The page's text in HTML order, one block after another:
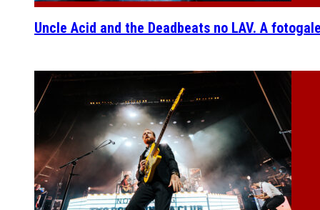
Uncle Acid and the Deadbeats no LAV. A